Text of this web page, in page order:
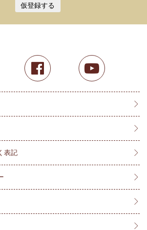
仮登録する
表記